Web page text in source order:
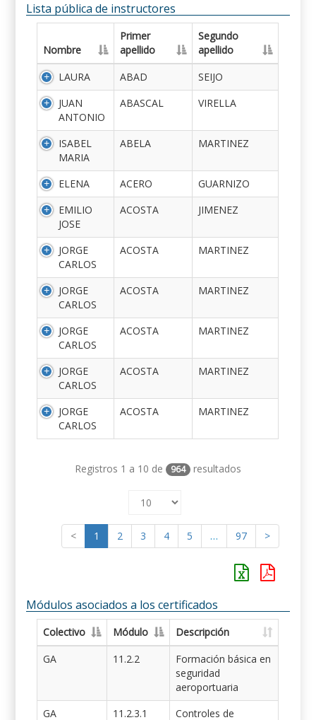
Lista pública de instructores
Nombre
Primer
apellido
Segundo
apellido
LAURA
ABAD
SEIJO
JUAN
ANTONIO
ABASCAL VIRELLA
ISABEL
MARIA
ABELA MARTINEZ
ELENA ACERO
GUARNIZO
EMILIO
JOSE
ACOSTA JIMENEZ
JORGE
CARLOS
ACOSTA MARTINEZ
JORGE
CARLOS
ACOSTA MARTINEZ
JORGE
CARLOS
ACOSTA MARTINEZ
JORGE
CARLOS
ACOSTA MARTINEZ
JORGE
CARLOS
ACOSTA MARTINEZ
Registros 1 a 10 de 964 resultados
< 1 2 3 4 5 … 97 >
Módulos asociados a los certificados
Colectivo Módulo
Descripción
GA
11.2.2
Formación básica en
seguridad
aeroportuaria
GA
11.2.3.1
Controles de